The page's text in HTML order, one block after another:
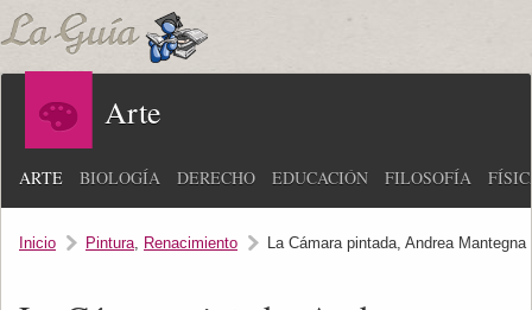
Arte
ARTE BIOLOGÍA DERECHO EDUCACIÓN FILOSOFÍA
Inicio Pintura, Renacimiento La Cámara pintada, Andrea Mantegna